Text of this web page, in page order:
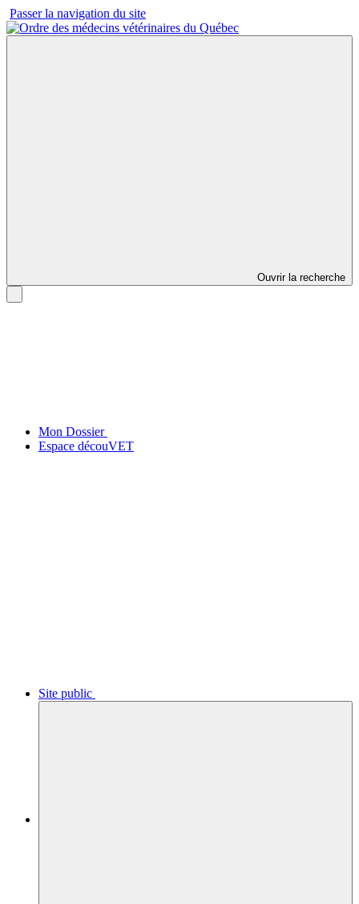
Passer la navigation du site
Ouvrir la recherche
Mon Dossier
Espace découVET
Site public